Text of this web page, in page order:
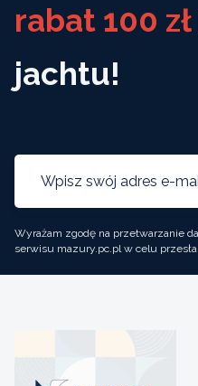
rabat 100 zł
jachtu!
Wyrażam zgodę na przetwarzanie
serwisu mazury.pc.pl w celu